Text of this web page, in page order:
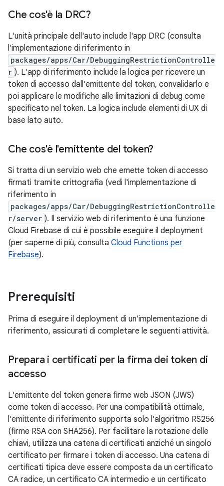
Che cos'è la DRC?
L'unità principale dell'auto include l'app DRC (consulta
l'implementazione di riferimento in
packages/apps/Car/DebuggingRestrictionControlle
r ). L'app di riferimento include la logica per ricevere un
token di accesso dall'emittente del token, convalidarlo e
poi applicare le modifiche alle limitazioni di debug come
specificato nel token. La logica include elementi di UX di
base lato auto.
Che cos'è l'emittente del token?
Si tratta di un servizio web che emette token di accesso
firmati tramite crittografia (vedi l'implementazione di
riferimento in
packages/apps/Car/DebuggingRestrictionControlle
r/server ). Il servizio web di riferimento è una funzione
Cloud Firebase di cui è possibile eseguire il deployment
(per saperne di più, consulta Cloud Functions per
Firebase).
Prerequisiti
Prima di eseguire il deployment di un'implementazione di
riferimento, assicurati di completare le seguenti attività.
Prepara i certificati per la firma dei token di
accesso
L'emittente del token genera firme web JSON (JWS)
come token di accesso. Per una compatibilità ottimale,
l'emittente di riferimento supporta solo l'algoritmo RS256
(firme RSA con SHA256). Per facilitare la rotazione delle
chiavi, utilizza una catena di certificati anziché un singolo
certificato per firmare i token di accesso. Una catena di
certificati tipica deve essere composta da un certificato
CA radice, un certificato CA intermedio e un certificato